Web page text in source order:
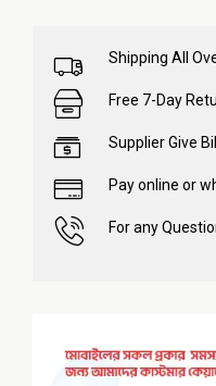
Shipping All
Free 7-Day
Supplier Give
Pay online or
For any